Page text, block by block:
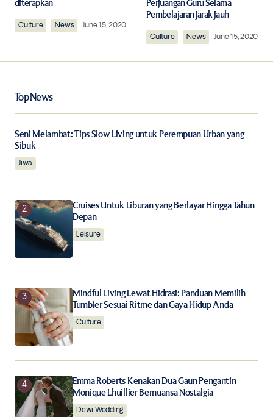
Your Name
Your E-mail*
Notify me of follow-up comments by email.
Notify me of new posts by email.
Submit Comment
diterapkan
Culture News June 15, 2020
Perjuangan Guru Selama
Pembelajaran Jarak Jauh
Culture News June 15, 2020
Top News
Seni Melambat: Tips Slow Living untuk Perempuan Urban yang
Sibuk
Jiwa
Cruises Untuk Liburan yang Berlayar Hingga Tahun
Depan
Leisure
Mindful Living Lewat Hidrasi: Panduan Memilih
Tumbler Sesuai Ritme dan Gaya Hidup Anda
Culture
Emma Roberts Kenakan Dua Gaun Pengantin
Monique Lhuillier Bernuansa Nostalgia
Dewi Wedding